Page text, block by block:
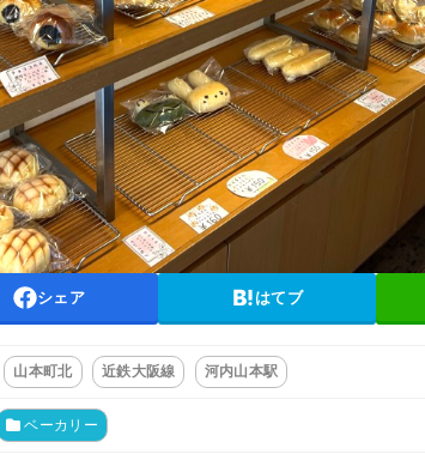
シェア はてブ
山本町北 近鉄大阪線 河内山本駅
ベーカリー